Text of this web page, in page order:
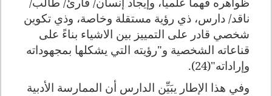
ناقد/ دارس، ذي رؤية مستقلة وخاصة، وذي تكوين
شخصي قادر على التمييز بين الاشياء بناءً على
قناعاته الشخصية و"رؤيته التي يشكلها بمجهوداته
وإراداته"(24).
وفي هذا الإطار يبَيِّن الدارس أن الممارسة الأدبية